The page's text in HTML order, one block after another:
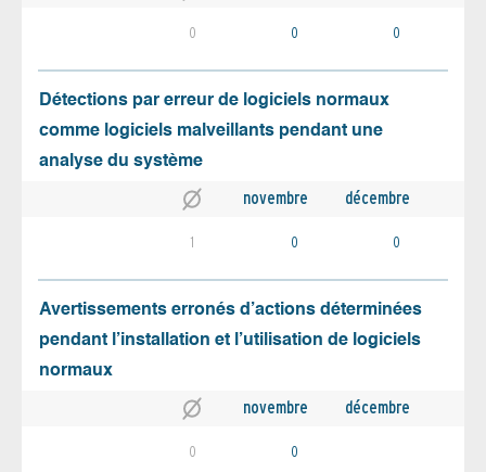
0 0 0
Détections par erreur de logiciels normaux
comme logiciels malveillants pendant une
analyse du système
novembre décembre
1 0 0
Avertissements erronés d’actions déterminées
pendant l’installation et l’utilisation de logiciels
normaux
novembre décembre
0 0